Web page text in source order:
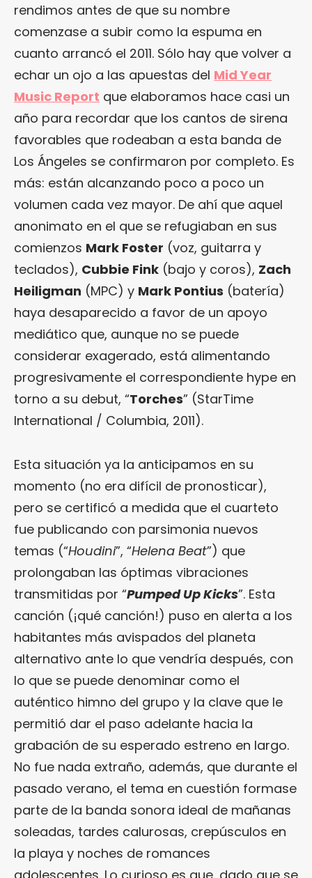
rendimos antes de que su nombre
comenzase a subir como la espuma en
cuanto arrancó el 2011. Sólo hay que volver a
echar un ojo a las apuestas del Mid Year
Music Report que elaboramos hace casi un
año para recordar que los cantos de sirena
favorables que rodeaban a esta banda de
Los Ángeles se confirmaron por completo. Es
más: están alcanzando poco a poco un
volumen cada vez mayor. De ahí que aquel
anonimato en el que se refugiaban en sus
comienzos Mark Foster (voz, guitarra y
teclados), Cubbie Fink (bajo y coros), Zach
Heiligman (MPC) y Mark Pontius (batería)
haya desaparecido a favor de un apoyo
mediático que, aunque no se puede
considerar exagerado, está alimentando
progresivamente el correspondiente hype en
torno a su debut, “Torches” (StarTime
International / Columbia, 2011).
Esta situación ya la anticipamos en su
momento (no era difícil de pronosticar),
pero se certificó a medida que el cuarteto
fue publicando con parsimonia nuevos
temas (“Houdini”, “Helena Beat”) que
prolongaban las óptimas vibraciones
transmitidas por “Pumped Up Kicks”. Esta
canción (¡qué canción!) puso en alerta a los
habitantes más avispados del planeta
alternativo ante lo que vendría después, con
lo que se puede denominar como el
auténtico himno del grupo y la clave que le
permitió dar el paso adelante hacia la
grabación de su esperado estreno en largo.
No fue nada extraño, además, que durante el
pasado verano, el tema en cuestión formase
parte de la banda sonora ideal de mañanas
soleadas, tardes calurosas, crepúsculos en
la playa y noches de romances